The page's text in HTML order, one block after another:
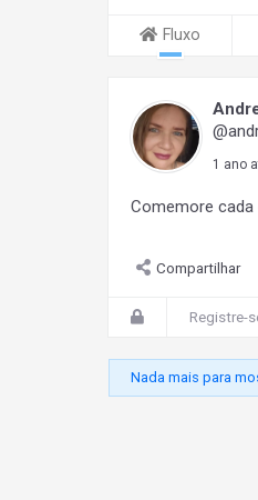
Fluxo
1 ano
Comemore
Compartilhar
Registre-
Nada mais para